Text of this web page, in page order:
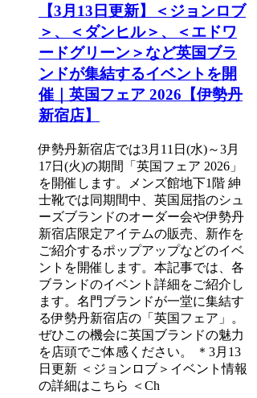
【3月13日更新】＜ジョンロブ
＞、＜ダンヒル＞、＜エドワ
ードグリーン＞など英国ブラ
ンドが集結するイベントを開
催｜英国フェア 2026【伊勢丹
新宿店】
伊勢丹新宿店では3月11日(水)～3月
17日(火)の期間「英国フェア 2026」
を開催します。メンズ館地下1階 紳
士靴では同期間中、英国屈指のシュ
ーズブランドのオーダー会や伊勢丹
新宿店限定アイテムの販売、新作を
ご紹介するポップアップなどのイベ
ントを開催します。本記事では、各
ブランドのイベント詳細をご紹介し
ます。名門ブランドが一堂に集結す
る伊勢丹新宿店の「英国フェア」。
ぜひこの機会に英国ブランドの魅力
を店頭でご体感ください。 ＊3月13
日更新 ＜ジョンロブ＞イベント情報
の詳細はこちら ＜Ch